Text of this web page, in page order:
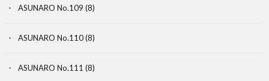
ASUNARO No.109 (8)
ASUNARO No.110(8)
ASUNARO No.111 (8)